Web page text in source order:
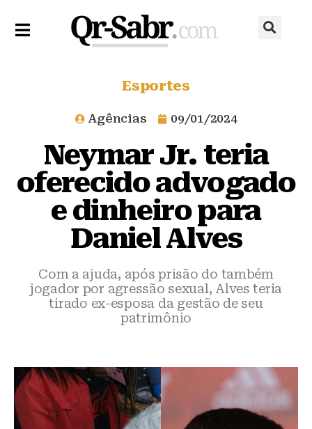
Esportes
Agências 09/01/2024
Neymar Jr. teria
oferecido advogado
e dinheiro para
Daniel Alves
Com a ajuda, após prisão do também
jogador por agressão sexual, Alves teria
tirado ex-esposa da gestão de seu
patrimônio